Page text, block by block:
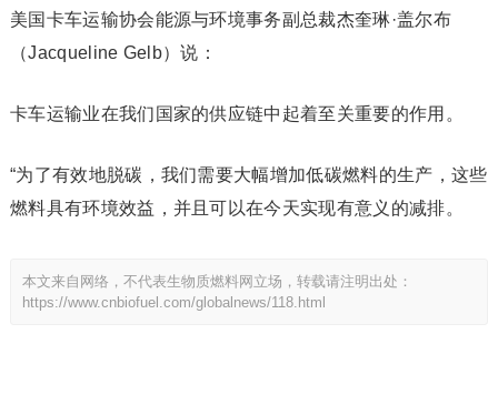
美国卡车运输协会能源与环境事务副总裁杰奎琳·盖尔布
（Jacqueline Gelb）说：
卡车运输业在我们国家的供应链中起着至关重要的作用。
“为了有效地脱碳，我们需要大幅增加低碳燃料的生产，这些
燃料具有环境效益，并且可以在今天实现有意义的减排。
本文来自网络，不代表生物质燃料网立场，转载请注明出处：
https://www.cnbiofuel.com/globalnews/118.html